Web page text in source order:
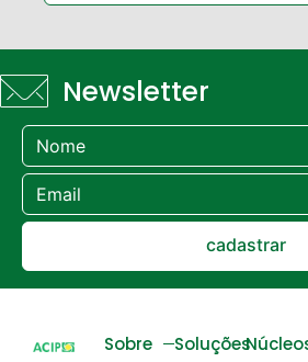
Newsletter
cadastrar
Sobre Soluções